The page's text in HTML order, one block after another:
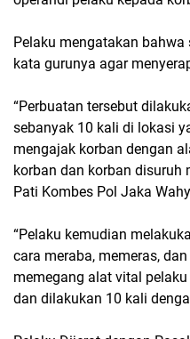
Pelaku mengatakan
kata gurunya agar
“Perbuatan tersebut
sebanyak 10 kali di lokasi
mengajak korban dengan
korban dan korban disuruh
Pati Kombes Pol Jaka
“Pelaku kemudian
cara meraba, memeras,
memegang alat vital
dan dilakukan 10 kali